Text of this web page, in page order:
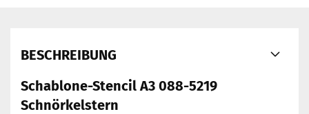
BESCHREIBUNG
Schablone-Stencil A3 088-5219
Schnörkelstern